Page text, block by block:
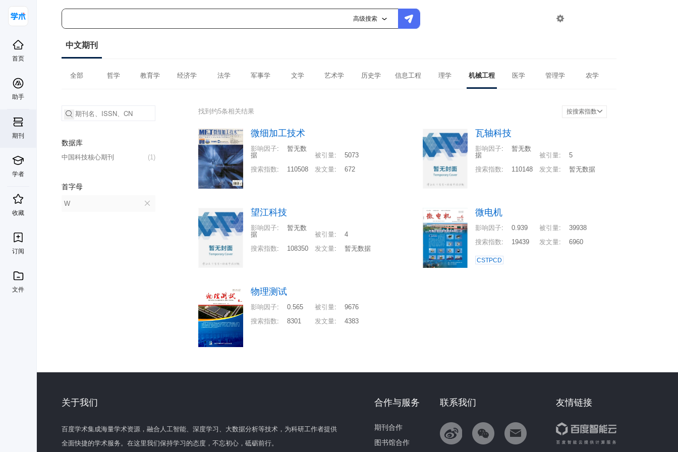
高级搜索 
首页
助手
期刊
学者
收藏
订阅
文件
中文期刊
全部 哲学 教育学 经济学 法学 军事学 文学 艺术学 历史学 信息工程 理学 机械工程 医学 管理学 农学
数据库
(1)
中国科技核心期刊
首字母
W
找到约5条相关结果 按搜索指数
微细加工技术
影响因子:
暂无数
据
被引量:
5073
搜索指数: 110508 发文量: 672
瓦轴科技
影响因子:
暂无数
据
被引量:
5
搜索指数: 110148 发文量: 暂无数据
望江科技
影响因子:
暂无数
据
被引量:
4
搜索指数: 108350 发文量: 暂无数据
微电机
影响因子: 0.939 被引量:
39938
搜索指数: 19439 发文量: 6960
CSTPCD
物理测试
影响因子: 0.565 被引量:
9676
搜索指数: 8301 发文量: 4383
关于我们
百度学术集成海量学术资源，融合人工智能、深度学习、大数据分析等技术，为科研工作者提供
全面快捷的学术服务。在这里我们保持学习的态度，不忘初心，砥砺前行。
友情链接
联系我们
合作与服务
期刊合作
图书馆合作